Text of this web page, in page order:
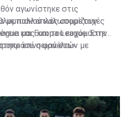
αγωνίστηκε στις
με πολλαπλές συμμετοχές
και Europa League. Στην
επί σειρά ετών με
τον χώρο του κέντρου.
καλωσορίζουν
μας και του ευχόμαστε
φανέλα.»